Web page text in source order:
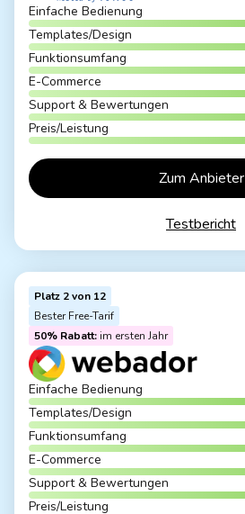
Einfache Bedienung
Templates/Design
Funktionsumfang
E-Commerce
Support & Bewertungen
Preis/Leistung
Testbericht
Zum Anbieter
Platz 2 von 12
Bester Free-Tarif
50% Rabatt: im ersten Jahr
Einfache Bedienung
Templates/Design
Funktionsumfang
E-Commerce
Support & Bewertungen
Preis/Leistung